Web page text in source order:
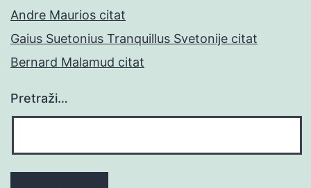
Andre Maurios citat
Gaius Suetonius Tranquillus Svetonije citat
Bernard Malamud citat
Pretraži…